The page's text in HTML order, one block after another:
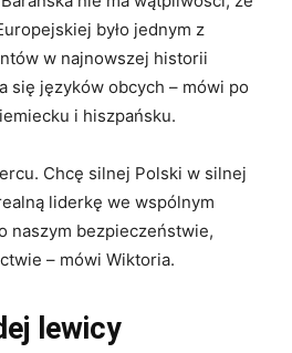
było jednym z
w najnowszej historii
się języków obcych – mówi po
i hiszpańsku.
Chcę silnej Polski w silnej
liderkę we wspólnym
naszym bezpieczeństwie,
– mówi Wiktoria.
lewicy